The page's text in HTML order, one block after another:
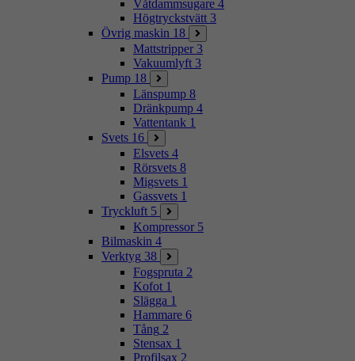
Våtdammsugare 4
Högtryckstvätt 3
Övrig maskin 18
Mattstripper 3
Vakuumlyft 3
Pump 18
Länspump 8
Dränkpump 4
Vattentank 1
Svets 16
Elsvets 4
Rörsvets 8
Migsvets 1
Gassvets 1
Tryckluft 5
Kompressor 5
Bilmaskin 4
Verktyg 38
Fogspruta 2
Kofot 1
Slägga 1
Hammare 6
Tång 2
Stensax 1
Profilsax 2